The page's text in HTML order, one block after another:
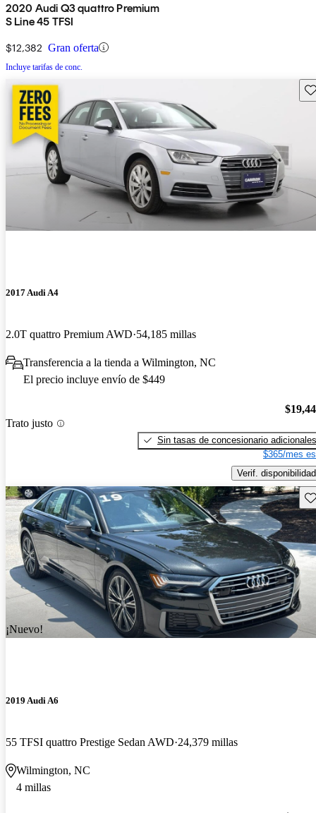
2020 Audi Q3 quattro Premium
S Line 45 TFSI
$12,382 Gran oferta
Incluye tarifas de conc.
2017 Audi A4
2.0T quattro Premium AWD 54,185 millas
Transferencia a la tienda a Wilmington, NC
El precio incluye envío de $449
Trato justo
Sin tasas de concesionario adicionales
$365/mes
Verif. disponibilidad
¡Nuevo!
2019 Audi A6
55 TFSI quattro Prestige Sedan AWD 24,379 millas
Wilmington, NC
4 millas